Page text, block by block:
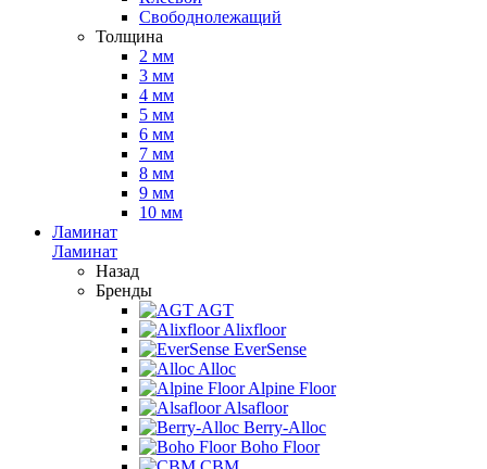
Свободнолежащий
Толщина
2 мм
3 мм
4 мм
5 мм
6 мм
7 мм
8 мм
9 мм
10 мм
Ламинат
Ламинат
Назад
Бренды
AGT
Alixfloor
EverSense
Alloc
Alpine Floor
Alsafloor
Berry-Alloc
Boho Floor